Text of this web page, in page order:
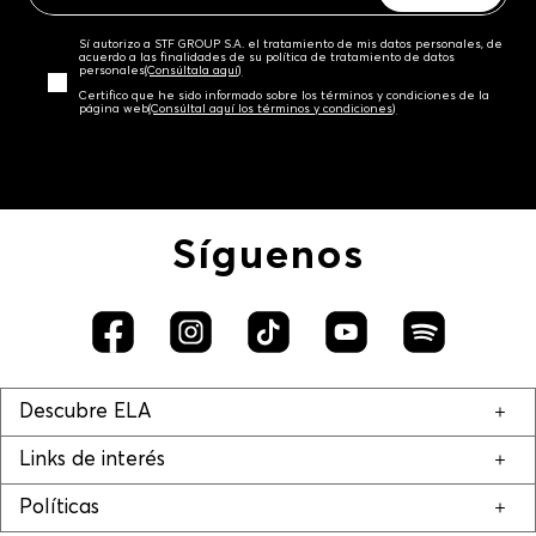
Sí autorizo a STF GROUP S.A. el tratamiento de mis datos personales, de
acuerdo a las finalidades de su política de tratamiento de datos
personales‎(Consúltala aquí)
Certifico que he sido informado sobre los términos y condiciones de la
página web‎(Consúltal aquí los términos y condiciones)
Síguenos
Descubre ELA
Links de interés
Políticas